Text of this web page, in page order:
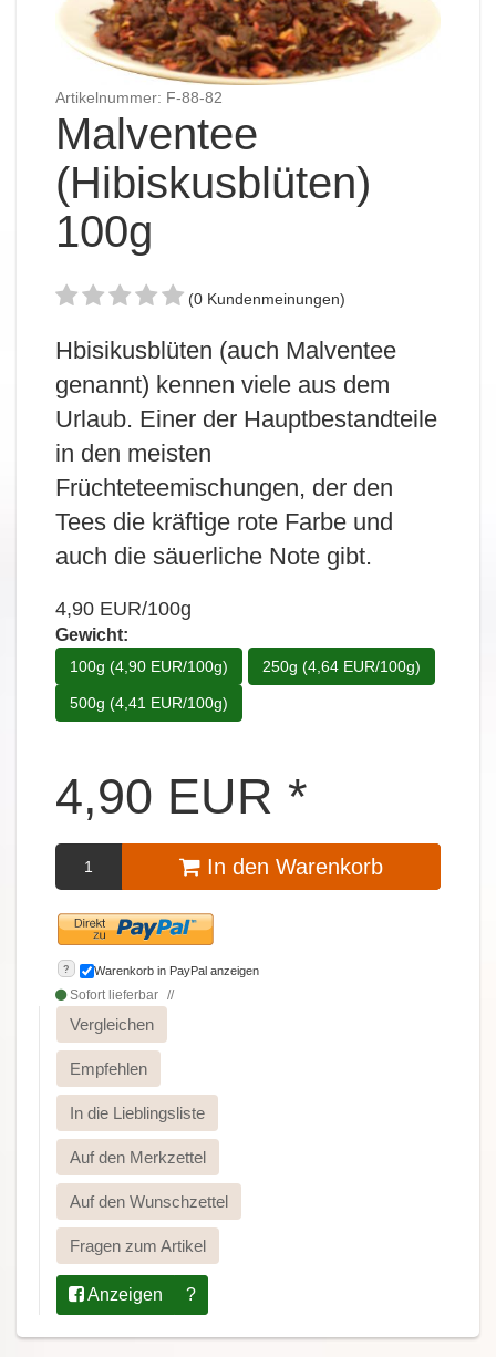
Artikelnummer: F-88-82
Malventee
(Hibiskusblüten)
100g
(0 Kundenmeinungen)
Hbisikusblüten (auch Malventee
genannt) kennen viele aus dem
Urlaub. Einer der Hauptbestandteile
in den meisten
Früchteteemischungen, der den
Tees die kräftige rote Farbe und
auch die säuerliche Note gibt.
4,90 EUR/100g
Gewicht:
100g (4,90 EUR/100g) 250g (4,64 EUR/100g)
500g (4,41 EUR/100g)
4,90 EUR *
In den Warenkorb
? Warenkorb in PayPal anzeigen
Sofort lieferbar
Vergleichen
Empfehlen
In die Lieblingsliste
Auf den Merkzettel
Auf den Wunschzettel
Fragen zum Artikel
Anzeigen ?